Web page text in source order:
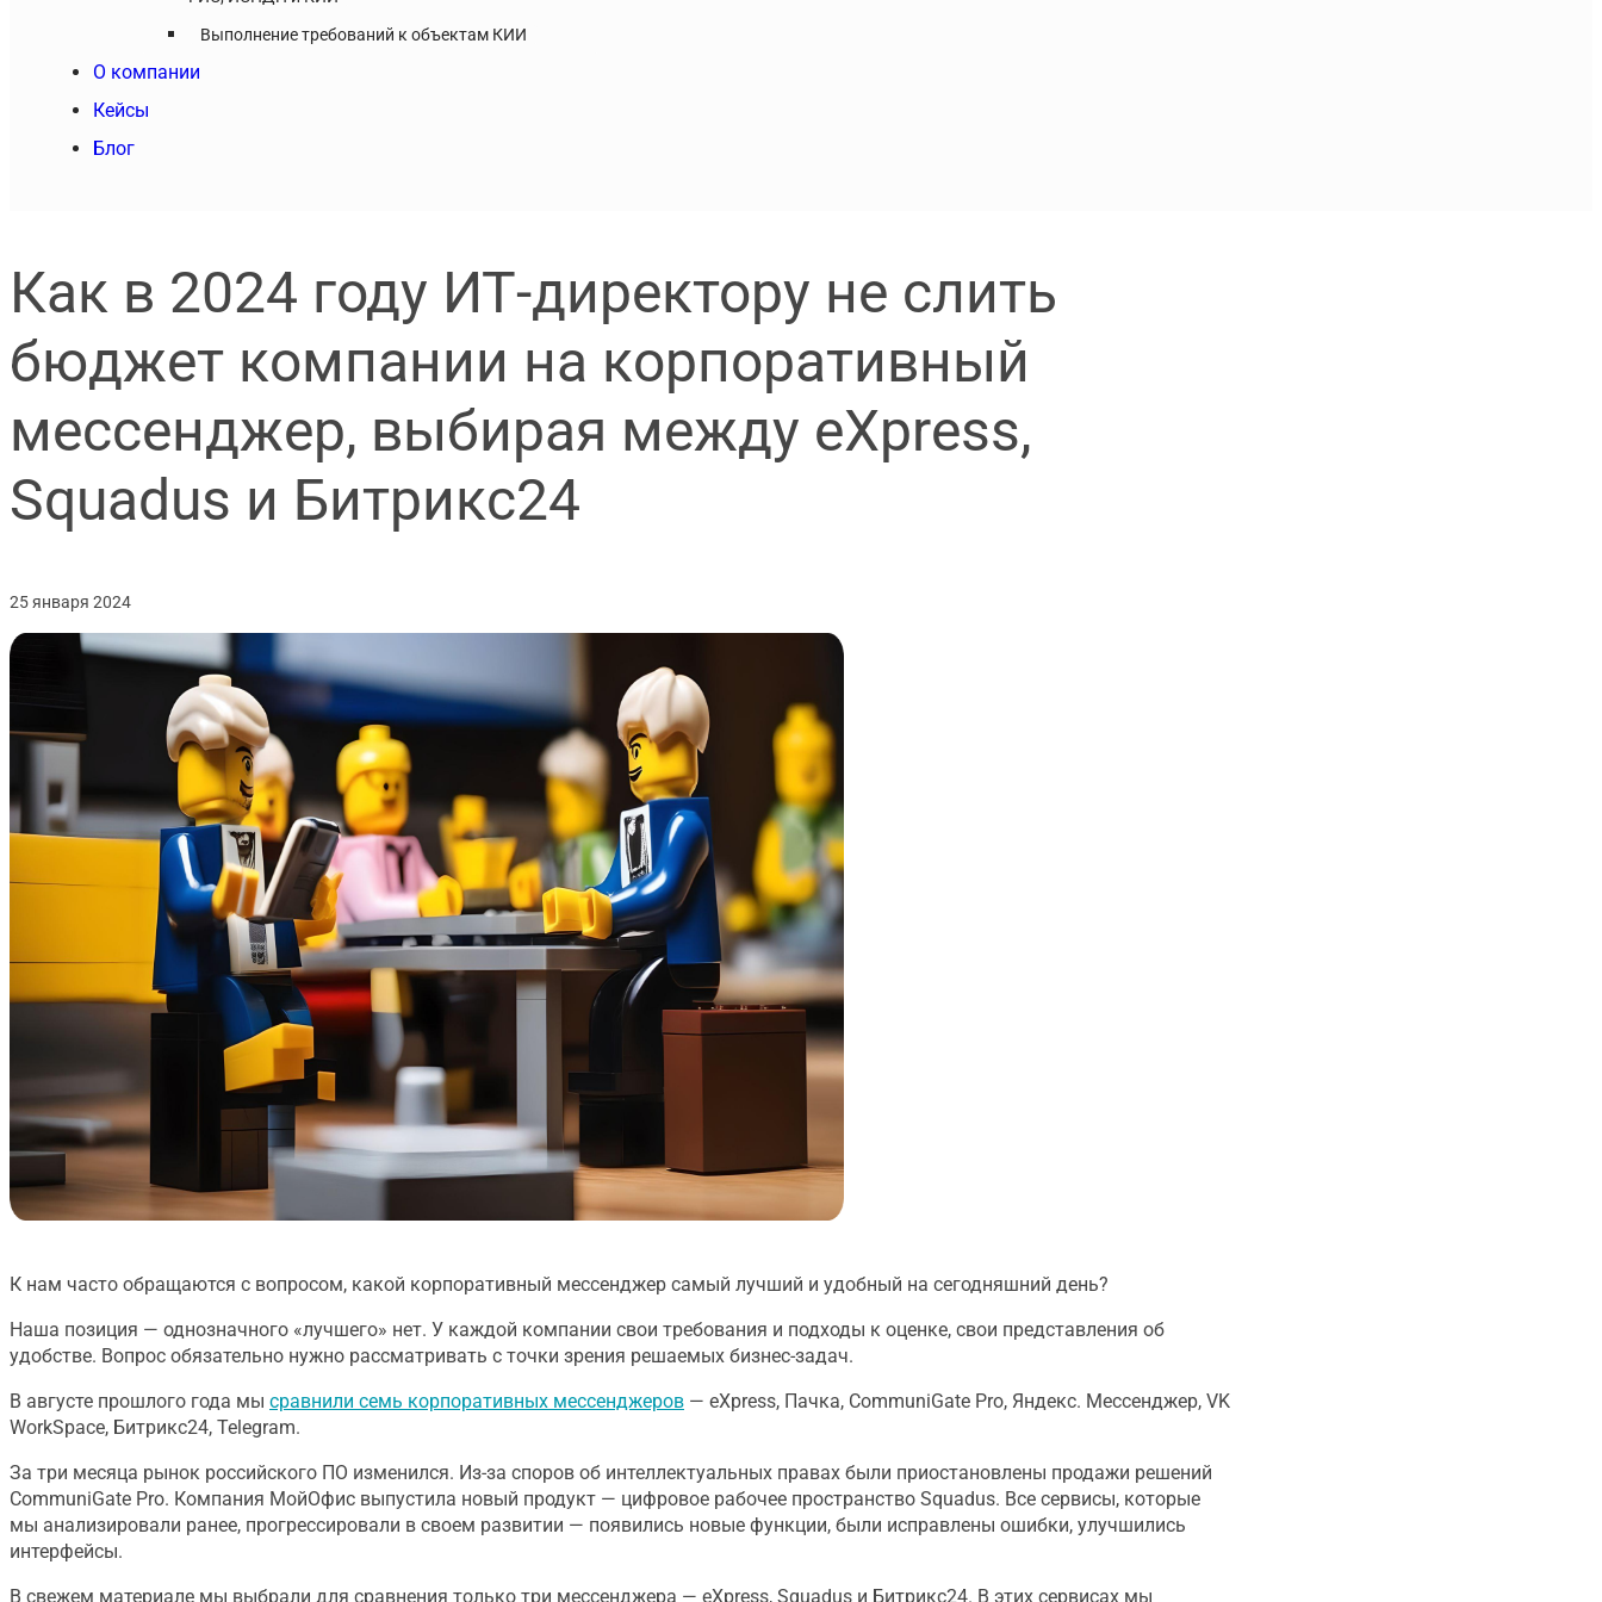
Выполнение требований к объектам КИИ
О компании
Кейсы
Блог
Как в 2024 году ИТ-директору не слить
бюджет компании на корпоративный
мессенджер, выбирая между eXpress,
Squadus и Битрикс24
25 января 2024
К нам часто обращаются с вопросом, какой корпоративный мессенджер самый лучший и удобный на сегодняшний день?
Наша позиция — однозначного «лучшего» нет. У каждой компании свои требования и подходы к оценке, свои представления об
удобстве. Вопрос обязательно нужно рассматривать с точки зрения решаемых бизнес-задач.
В августе прошлого года мы сравнили семь корпоративных мессенджеров — eXpress, Пачка, CommuniGate Pro, Яндекс. Мессенджер, VK
WorkSpace, Битрикс24, Telegram.
За три месяца рынок российского ПО изменился. Из-за споров об интеллектуальных правах были приостановлены продажи решений
CommuniGate Pro. Компания МойОфис выпустила новый продукт — цифровое рабочее пространство Squadus. Все сервисы, которые
мы анализировали ранее, прогрессировали в своем развитии — появились новые функции, были исправлены ошибки, улучшились
интерфейсы.
В свежем материале мы выбрали для сравнения только три мессенджера — eXpress, Squadus и Битрикс24. В этих сервисах мы